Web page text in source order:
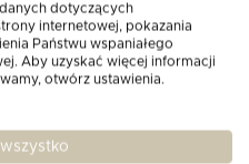
dotyczących
internetowej, pokazania
Państwu wspaniałego
Aby uzyskać więcej informacji
otwórz ustawienia.